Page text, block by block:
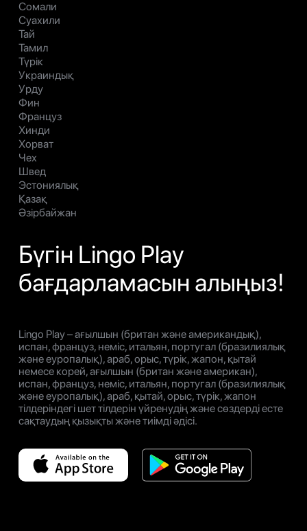
Сомали
Суахили
Тай
Тамил
Түрік
Украиндық
Урду
Фин
Француз
Хинди
Хорват
Чех
Швед
Эстониялық
Қазақ
Әзірбайжан
Бүгін Lingo Play
бағдарламасын алыңыз!
Lingo Play – ағылшын (британ және американдық),
испан, француз, неміс, итальян, португал (бразилиялық
және еуропалық), араб, орыс, түрік, жапон, қытай
немесе корей, ағылшын (британ және американ),
испан, француз, неміс, итальян, португал (бразилиялық
және еуропалық), араб, қытай, орыс, түрік, жапон
тілдеріндегі шет тілдерін үйренудің және сөздерді есте
сақтаудың қызықты және тиімді әдісі.